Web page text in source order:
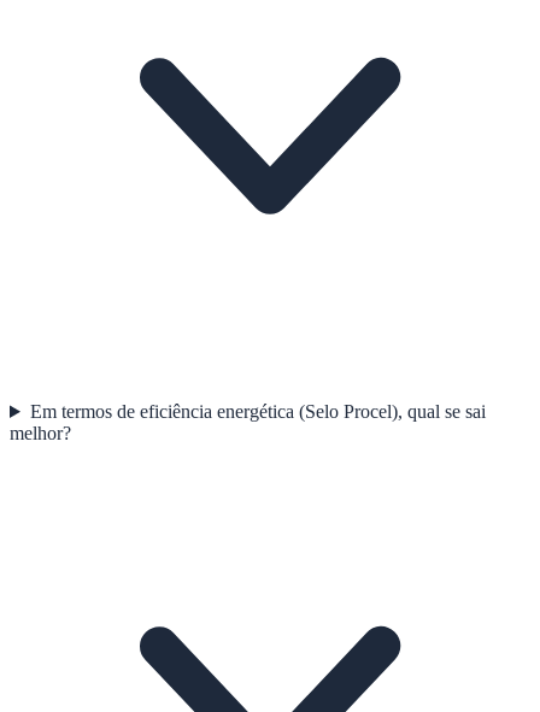
Em termos de eficiência energética (Selo Procel), qual se sai
melhor?